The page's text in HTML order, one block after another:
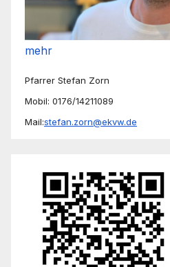
mehr
Pfarrer Stefan Zorn
Mobil: 0176/14211089
Mail:stefan.zorn@ekvw.de